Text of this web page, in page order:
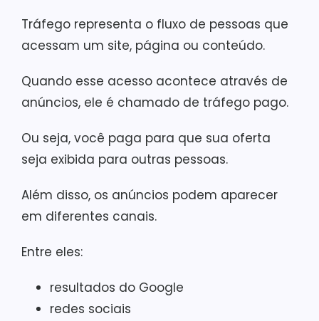
Tráfego representa o fluxo de pessoas que
acessam um site, página ou conteúdo.
Quando esse acesso acontece através de
anúncios, ele é chamado de tráfego pago.
Ou seja, você paga para que sua oferta
seja exibida para outras pessoas.
Além disso, os anúncios podem aparecer
em diferentes canais.
Entre eles:
resultados do Google
redes sociais